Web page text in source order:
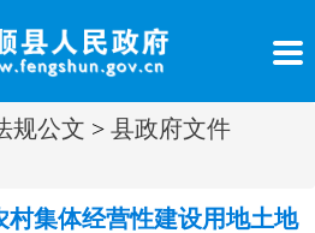
规公文 > 县政府文件
村集体经营性建设用地土地